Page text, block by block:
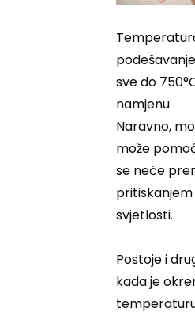
sve do
namjenu.
Naravno,
može
se neće
svjetlosti.
Postoje i
kada je